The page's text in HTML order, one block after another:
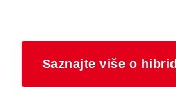
Saznajte više o